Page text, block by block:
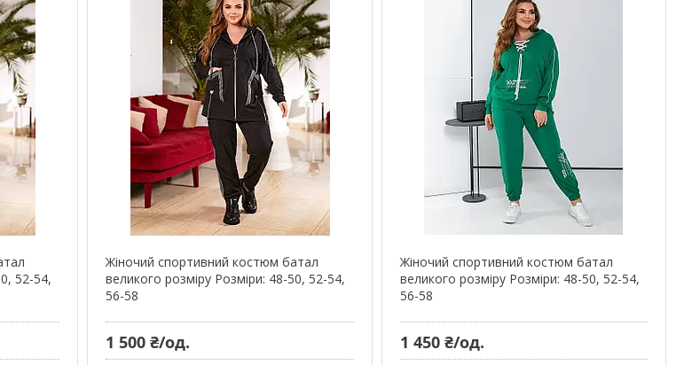
52-54,
Жіночий спортивний костюм батал
великого розміру Розміри: 48-50, 52-54,
56-58
1 500 ₴/од.
Жіночий спортивний костюм батал
великого розміру Розміри: 48-50, 52-54,
56-58
1 450 ₴/од.